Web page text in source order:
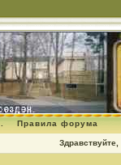
Правила форума
Здравствуйте,